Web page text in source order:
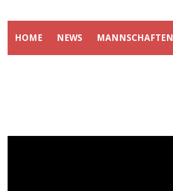
HOME NEWS MANNSCHAFTEN